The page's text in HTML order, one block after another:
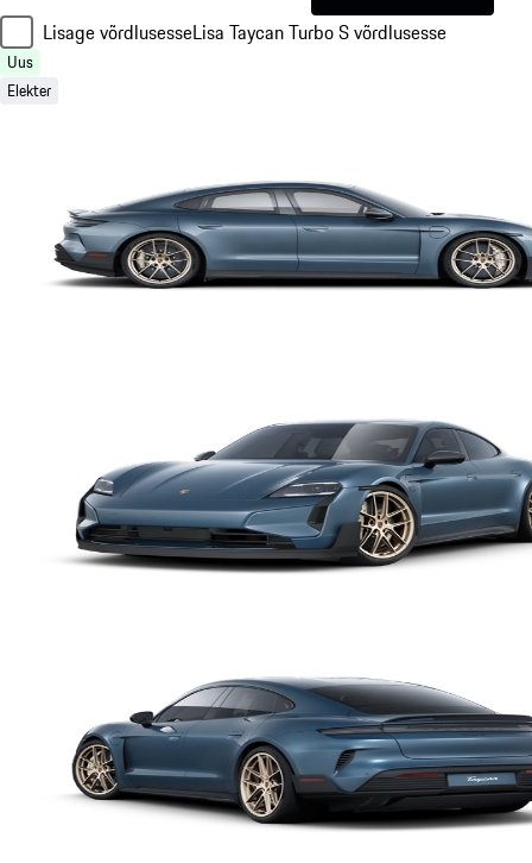
Lisage võrdlusesseLisa Taycan Turbo S võrdlusesse
Uus
Elekter